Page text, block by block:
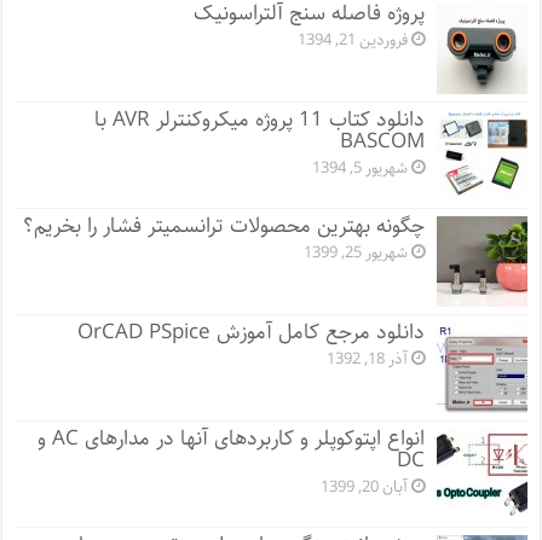
پروژه فاصله سنج آلتراسونیک
فروردین 21, 1394
دانلود کتاب 11 پروژه میکروکنترلر AVR با
BASCOM
شهریور 5, 1394
چگونه بهترین محصولات ترانسمیتر فشار را بخریم؟
شهریور 25, 1399
دانلود مرجع کامل آموزش OrCAD PSpice
آذر 18, 1392
انواع اپتوکوپلر و کاربردهای آنها در مدارهای AC و
DC
آبان 20, 1399